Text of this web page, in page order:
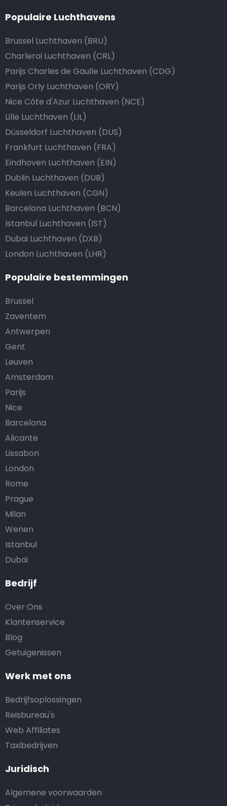
Bedrijf
Over Ons
Klantenservice
Blog
Getuigenissen
Werk met ons
Bedrijfsoplossingen
Reisbureau's
Web Affiliates
Taxibedrijven
Juridisch
Algemene voorwaarden
Populaire Luchthavens
Brussel Luchthaven (BRU)
Charleroi Luchthaven (CRL)
Parijs Charles de Gaulle Luchthaven (CDG)
Parijs Orly Luchthaven (ORY)
Nice Côte d'Azur Luchthaven (NCE)
Lille Luchthaven (LIL)
Düsseldorf Luchthaven (DUS)
Frankfurt Luchthaven (FRA)
Eindhoven Luchthaven (EIN)
Dublin Luchthaven (DUB)
Keulen Luchthaven (CGN)
Barcelona Luchthaven (BCN)
Istanbul Luchthaven (IST)
Dubai Luchthaven (DXB)
London Luchthaven (LHR)
Populaire bestemmingen
Brussel
Zaventem
Antwerpen
Gent
Leuven
Amsterdam
Parijs
Nice
Barcelona
Alicante
Lissabon
London
Rome
Prague
Milan
Wenen
Istanbul
Dubai